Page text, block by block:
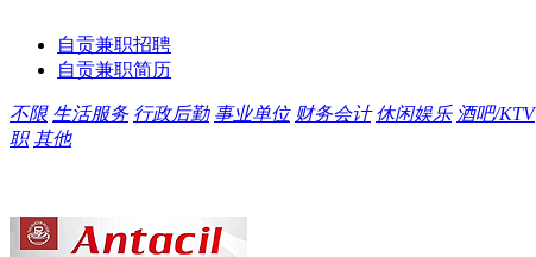
自贡兼职招聘
自贡兼职简历
不限 生活服务 行政后勤 事业单位 财务会计 休闲娱乐 酒吧/KTV
职 其他